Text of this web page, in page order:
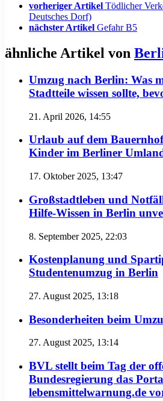
vorheriger Artikel Tödlicher
Deutsches Dorf)
nächster Artikel Gefahr B5
ähnliche Artikel von
Umzug nach Berlin: Was
Stadtteile wissen sollte,
21. April 2026, 14:55
Urlaub auf dem
Kinder im Berliner
17. Oktober 2025, 13:47
Großstadtleben und
Hilfe-Wissen in Berlin
8. September 2025, 22:03
Kostenplanung und
Studentenumzug in Berlin
27. August 2025, 13:18
Besonderheiten beim
27. August 2025, 13:14
BVL stellt beim Tag der
Bundesregierung das
lebensmittelwarnung.de